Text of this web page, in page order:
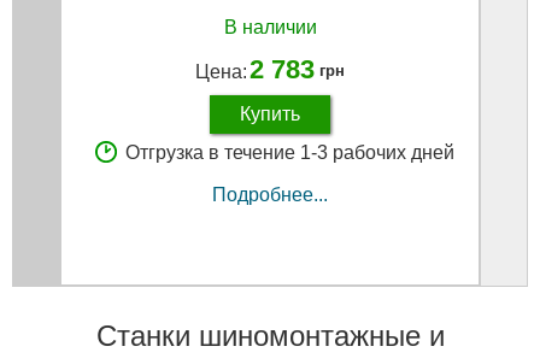
В наличии
Цена:2 783 грн
Купить
Отгрузка в течение 1-3 рабочих дней
Подробнее...
Станки шиномонтажные и